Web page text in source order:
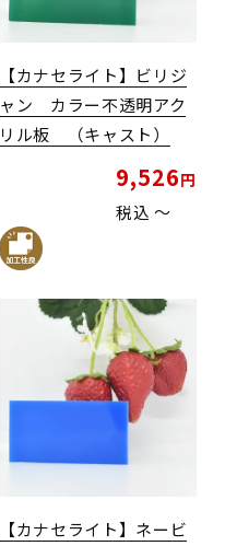
【カナセライト】ビリジ
ャン カラー不透明アク
リル板 （キャスト）
9,526
税込 〜
【カナセライト】ネービ